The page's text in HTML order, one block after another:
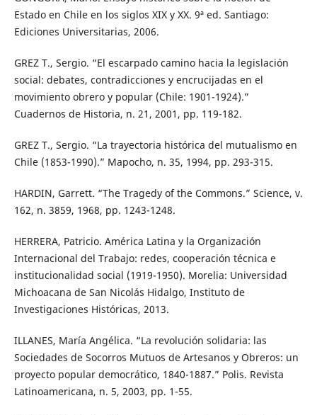
Estado en Chile en los siglos XIX y XX. 9ª ed. Santiago:
Ediciones Universitarias, 2006.
GREZ T., Sergio. “El escarpado camino hacia la legislación
social: debates, contradicciones y encrucijadas en el
movimiento obrero y popular (Chile: 1901-1924).”
Cuadernos de Historia, n. 21, 2001, pp. 119-182.
GREZ T., Sergio. “La trayectoria histórica del mutualismo en
Chile (1853-1990).” Mapocho, n. 35, 1994, pp. 293-315.
HARDIN, Garrett. “The Tragedy of the Commons.” Science, v.
162, n. 3859, 1968, pp. 1243-1248.
HERRERA, Patricio. América Latina y la Organización
Internacional del Trabajo: redes, cooperación técnica e
institucionalidad social (1919-1950). Morelia: Universidad
Michoacana de San Nicolás Hidalgo, Instituto de
Investigaciones Históricas, 2013.
ILLANES, María Angélica. “La revolución solidaria: las
Sociedades de Socorros Mutuos de Artesanos y Obreros: un
proyecto popular democrático, 1840-1887.” Polis. Revista
Latinoamericana, n. 5, 2003, pp. 1-55.